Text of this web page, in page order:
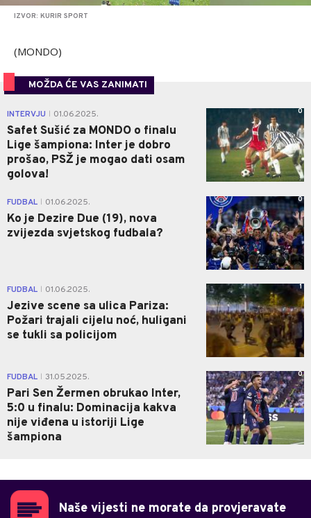
IZVOR: KURIR SPORT
(MONDO)
MOŽDA ĆE VAS ZANIMATI
INTERVJU 01.06.2025.
Safet Sušić za MONDO o finalu
Lige šampiona: Inter je dobro
prošao, PSŽ je mogao dati osam
golova!
0
FUDBAL 01.06.2025.
Ko je Dezire Due (19), nova
zvijezda svjetskog fudbala?
0
FUDBAL 01.06.2025.
Jezive scene sa ulica Pariza:
Požari trajali cijelu noć, huligani
se tukli sa policijom
1
FUDBAL 31.05.2025.
Pari Sen Žermen obrukao Inter,
5:0 u finalu: Dominacija kakva
nije viđena u istoriji Lige
šampiona
0
Naše vijesti ne morate da provjeravate